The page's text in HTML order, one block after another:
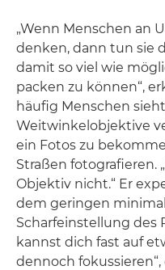
„Wenn Menschen an
denken, dann tun sie
damit so viel wie
packen zu können“,
häufig Menschen
Weitwinkelobjektive
ein Fotos zu
Straßen fotografieren.
Objektiv nicht.“ Er
dem geringen
Scharfeinstellung des
kannst dich fast auf
dennoch